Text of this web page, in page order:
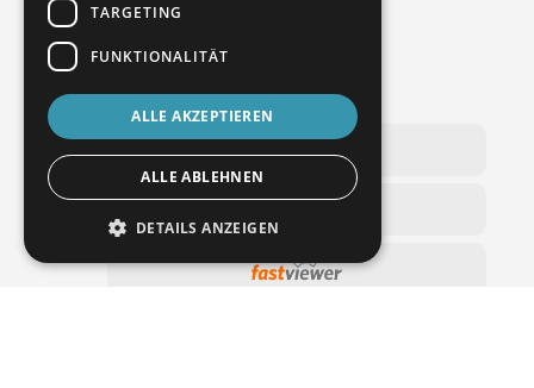
support@wenzel-metrology.de
WENZEL Online služba
TARGETING
FUNKTIONALITÄT
ALLE AKZEPTIEREN
ALLE ABLEHNEN
DETAILS ANZEIGEN